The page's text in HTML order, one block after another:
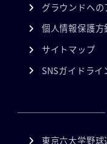
グラウンドへの
個人情報保護方
サイトマップ
SNSガイドライ
東京六大学野球